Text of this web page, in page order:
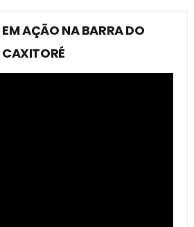
AÇÃO NA BARRA DO
CAXITORÉ